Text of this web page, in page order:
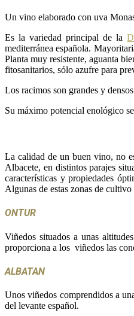
Un vino elaborado con uva
Es la variedad principal de la
mediterránea española.
Planta muy resistente, aguanta
fitosanitarios, sólo azufre para
Los racimos son grandes y
Su máximo potencial enológico
La calidad de un buen vino, no
Albacete, en distintos parajes
características y propiedades
Algunas de estas zonas de cultivo
ONTUR
Viñedos situados a unas
proporciona a los viñedos las
ALBATAN
Unos viñedos comprendidos a
del levante español.